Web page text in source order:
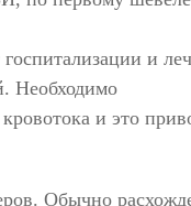
и
Необходимо
и это
Обычно